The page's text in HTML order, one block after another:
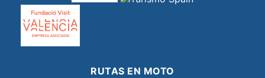
RUTAS EN MOTO